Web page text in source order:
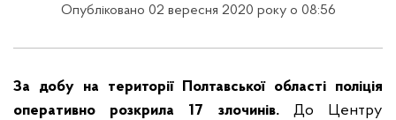
Опубліковано 02 вересня 2020 року о 08:56
За добу на території Полтавської області поліція
оперативно розкрила 17 злочинів.До Центру